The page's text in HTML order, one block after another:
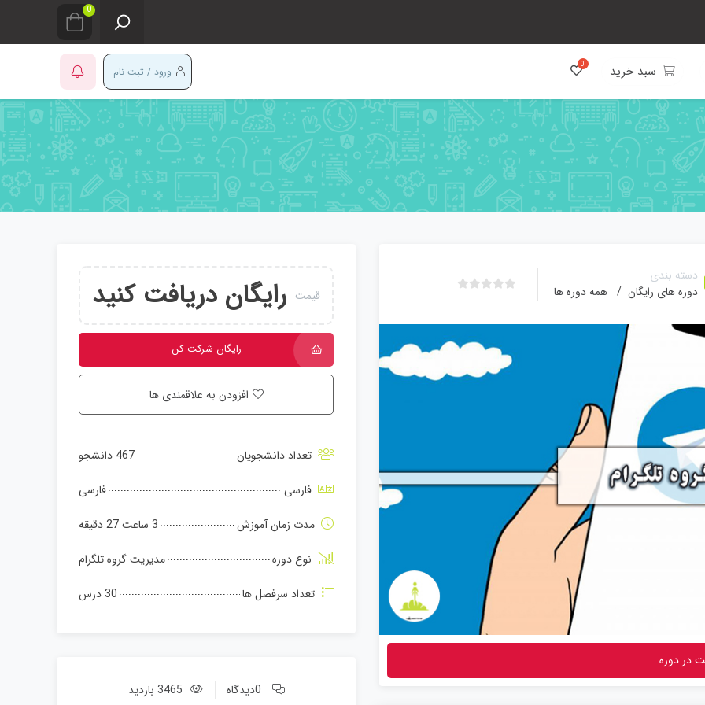
0
سبد خرید ورود / ثبت نام
دسته بندی
دوره های رایگان / همه دوره ها
و
ن
م
ر
در دوره
قیمت رایگان دریافت کنید
رایگان شرکت کن
افزودن به علاقمندی ها
تعداد دانشجویان
467 دانشجو
فارسی
فارسی
مدت زمان آموزش
3 ساعت 27 دقیقه
نوع دوره
مدیریت گروه تلگرام
تعداد سرفصل ها
30 درس
0دیدگاه 3465 بازدید